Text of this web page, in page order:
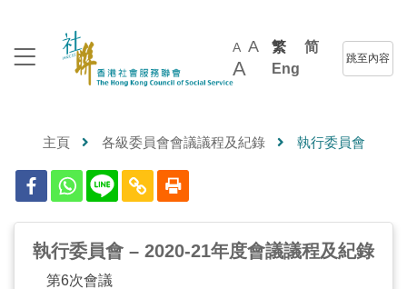
A A
A
繁
简
Eng
跳至內容
主頁 各級委員會會議議程及紀錄 執行委員會
執行委員會 – 2020-21年度會議議程及紀錄
第6次會議